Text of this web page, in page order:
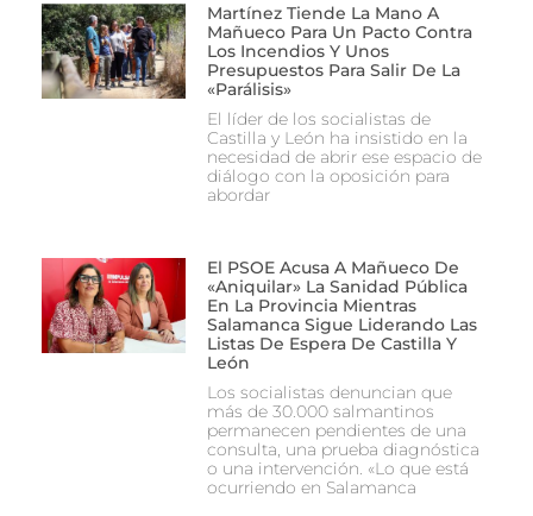
Martínez Tiende La Mano A
Mañueco Para Un Pacto Contra
Los Incendios Y Unos
Presupuestos Para Salir De La
«parálisis»
El líder de los socialistas de
Castilla y León ha insistido en la
necesidad de abrir ese espacio de
diálogo con la oposición para
abordar
El PSOE Acusa A Mañueco De
«aniquilar» La Sanidad Pública
En La Provincia Mientras
Salamanca Sigue Liderando Las
Listas De Espera De Castilla Y
León
Los socialistas denuncian que
más de 30.000 salmantinos
permanecen pendientes de una
consulta, una prueba diagnóstica
o una intervención. «Lo que está
ocurriendo en Salamanca